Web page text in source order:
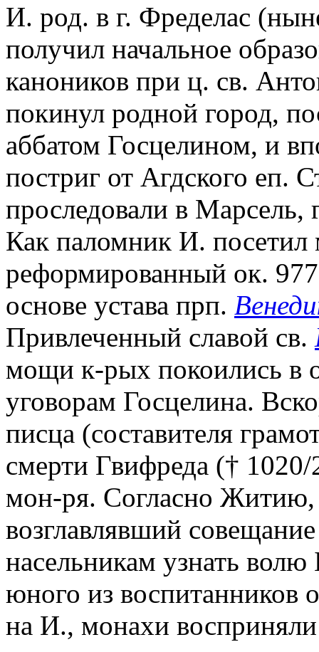
И. род. в г. Фределас
получил начальное
каноников при ц. св.
покинул родной город,
аббатом Госцелином, и
постриг от Агдского еп.
проследовали в Марсель,
Как паломник И.
реформированный ок.
основе устава прп.
Привлеченный славой св.
мощи к-рых покоились в
уговорам Госцелина.
писца (составителя
смерти Гвифреда (†
мон-ря. Согласно
возглавлявший
насельникам узнать
юного из воспитанников
на И., монахи